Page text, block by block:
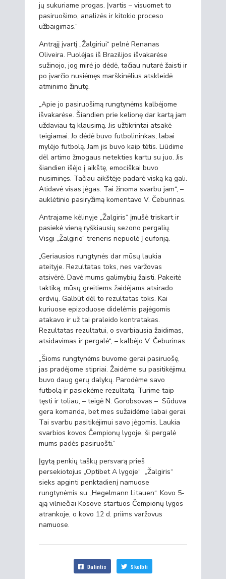
jų sukuriame progas. Įvartis – visuomet to
pasiruošimo, analizės ir kitokio proceso
užbaigimas.“
Antrąjį įvartį „Žalgiriui“ pelnė Renanas
Oliveira. Puolėjas iš Brazilijos išvakarėse
sužinojo, jog mirė jo dėdė, tačiau nutarė žaisti ir
po įvarčio nusiėmęs marškinėlius atskleidė
atminimo žinutę.
„Apie jo pasiruošimą rungtynėms kalbėjome
išvakarėse. Šiandien prie kelionę dar kartą jam
uždaviau tą klausimą. Jis užtikrintai atsakė
teigiamai. Jo dėdė buvo futbolininkas, labai
mylėjo futbolą. Jam jis buvo kaip tėtis. Liūdime
dėl artimo žmogaus netekties kartu su juo. Jis
šiandien išėjo į aikštę, emociškai buvo
nusiminęs. Tačiau aikštėje padarė viską ką gali.
Atidavė visas jėgas. Tai žinoma svarbu jam“, –
auklėtinio pasiryžimą komentavo V. Čeburinas.
Antrajame kėlinyje „Žalgiris“ įmušė triskart ir
pasiekė vieną ryškiausių sezono pergalių.
Visgi „Žalgirio“ treneris nepuolė į euforiją.
„Geriausios rungtynės dar mūsų laukia
ateityje. Rezultatas toks, nes varžovas
atsivėrė. Davė mums galimybių žaisti. Pakeitė
taktiką, mūsų greitiems žaidėjams atsirado
erdvių. Galbūt dėl to rezultatas toks. Kai
kuriuose epizoduose didelėmis pajėgomis
atakavo ir už tai praleido kontratakas.
Rezultatas rezultatui, o svarbiausia žaidimas,
atsidavimas ir pergalė“, – kalbėjo V. Čeburinas.
„Šioms rungtynėms buvome gerai pasiruošę,
jas pradėjome stipriai. Žaidėme su pasitikėjimu,
buvo daug gerų dalykų. Parodėme savo
futbolą ir pasiekėme rezultatą. Turime taip
tęsti ir toliau, – teigė N. Gorobsovas – Sūduva
gera komanda, bet mes sužaidėme labai gerai.
Tai svarbu pasitikėjimui savo jėgomis. Laukia
svarbios kovos Čempionų lygoje, ši pergalė
mums padės pasiruošti.“
Įgytą penkių taškų persvarą prieš
persekiotojus „Optibet A lygoje“ „Žalgiris“
sieks apginti penktadienį namuose
rungtynėmis su „Hegelmann Litauen“. Kovo 5-
ąją vilniečiai Kosove startuos Čempionų lygos
atrankoje, o kovo 12 d. priims varžovus
namuose.
Dalintis Skelbti